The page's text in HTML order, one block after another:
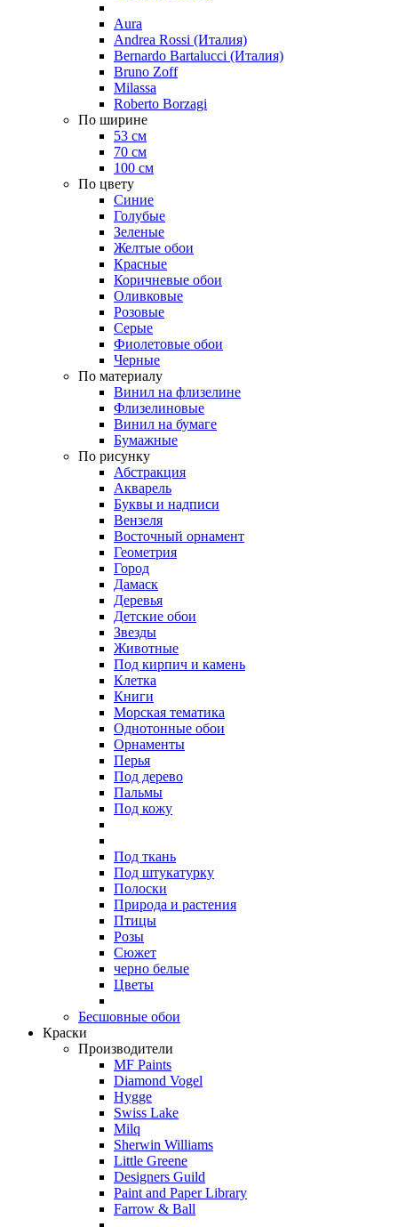
Aura
Andrea Rossi (Италия)
Bernardo Bartalucci (Италия)
Bruno Zoff
Milassa
Roberto Borzagi
По ширине
53 см
70 см
100 см
По цвету
Синие
Голубые
Зеленые
Желтые обои
Красные
Коричневые обои
Оливковые
Розовые
Серые
Фиолетовые обои
Черные
По материалу
Винил на флизелине
Флизелиновые
Винил на бумаге
Бумажные
По рисунку
Абстракция
Акварель
Буквы и надписи
Вензеля
Восточный орнамент
Геометрия
Город
Дамаск
Деревья
Детские обои
Звезды
Животные
Под кирпич и камень
Клетка
Книги
Морская тематика
Однотонные обои
Орнаменты
Перья
Под дерево
Пальмы
Под кожу
Под ткань
Под штукатурку
Полоски
Природа и растения
Птицы
Розы
Сюжет
черно белые
Цветы
Бесшовные обои
Краски
Производители
MF Paints
Diamond Vogel
Hygge
Swiss Lake
Milq
Sherwin Williams
Little Greene
Designers Guild
Paint and Paper Library
Farrow & Ball